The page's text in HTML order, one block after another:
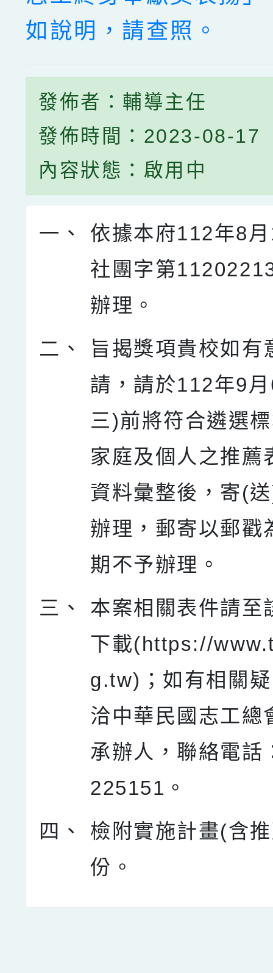
如說明，請查照。
發佈者：輔導主任
發佈時間：2023-08-17
內容狀態：啟用中
一、
依據本府112年8
社團字第
辦理。
二、
旨揭獎項貴校如有
請，請於112年9
三)前將符合遴選
家庭及個人之推薦
資料彙整後，寄(
辦理，郵寄以郵戳
期不予辦理。
三、
本案相關表件請至
下載(https://
g.tw)；如有相關
洽中華民國志工總
承辦人，聯絡電話
225151。
四、
檢附實施計畫(含
份。